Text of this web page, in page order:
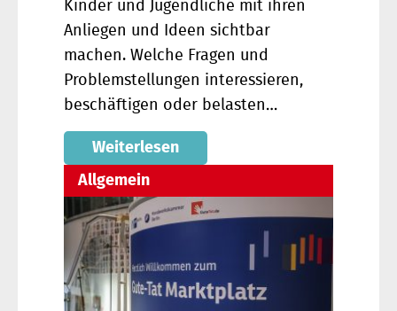
Kinder und Jugendliche mit ihren
Anliegen und Ideen sichtbar
machen. Welche Fragen und
Problemstellungen interessieren,
beschäftigen oder belasten…
Weiterlesen
Allgemein